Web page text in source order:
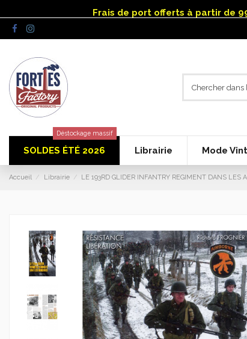
Frais de port offerts à partir de
SOLDES ÉTÉ 2026
Déstockage massif
Librairie Mode
Accueil Librairie LE 193RD GLIDER INFANTRY REGIMENT DANS